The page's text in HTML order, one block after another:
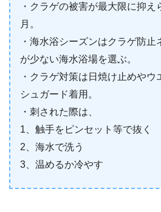
・クラゲの被害が最大限に抑
月。
・海水浴シーズンはクラゲ防
が少ない海水浴場を選ぶ。
・クラゲ対策は日焼け止めやウ
シュガード着用。
・刺された際は、
1、触手をピンセット等で抜く
2、海水で洗う
3、温めるか冷やす